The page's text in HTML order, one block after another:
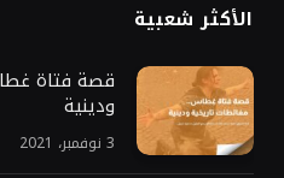
الأكثر شعبية
قصة فتاة
ودينية
3 نوفمبر، 2021